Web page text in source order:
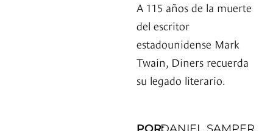
A 115 años de la muerte
del escritor
estadounidense Mark
Twain, Diners recuerda
su legado literario.